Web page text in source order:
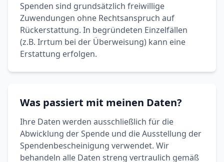
Spenden sind grundsätzlich freiwillige
Zuwendungen ohne Rechtsanspruch auf
Rückerstattung. In begründeten Einzelfällen
(z.B. Irrtum bei der Überweisung) kann eine
Erstattung erfolgen.
Was passiert mit meinen Daten?
Ihre Daten werden ausschließlich für die
Abwicklung der Spende und die Ausstellung der
Spendenbescheinigung verwendet. Wir
behandeln alle Daten streng vertraulich gemäß